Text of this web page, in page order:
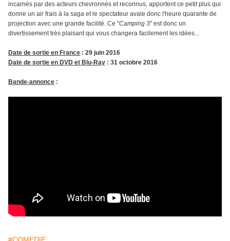
incarnés par des acteurs chevronnés et reconnus, apportent ce petit plus qui
donne un air frais à la saga et le spectateur avale donc l'heure quarante de
projection avec une grande facilité. Ce "Camping 3" est donc un
divertissement très plaisant qui vous changera facilement les idées...
Date de sortie en France : 29 juin 2016
Date de sortie en DVD et Blu-Ray : 31 octobre 2016
Bande-annonce :